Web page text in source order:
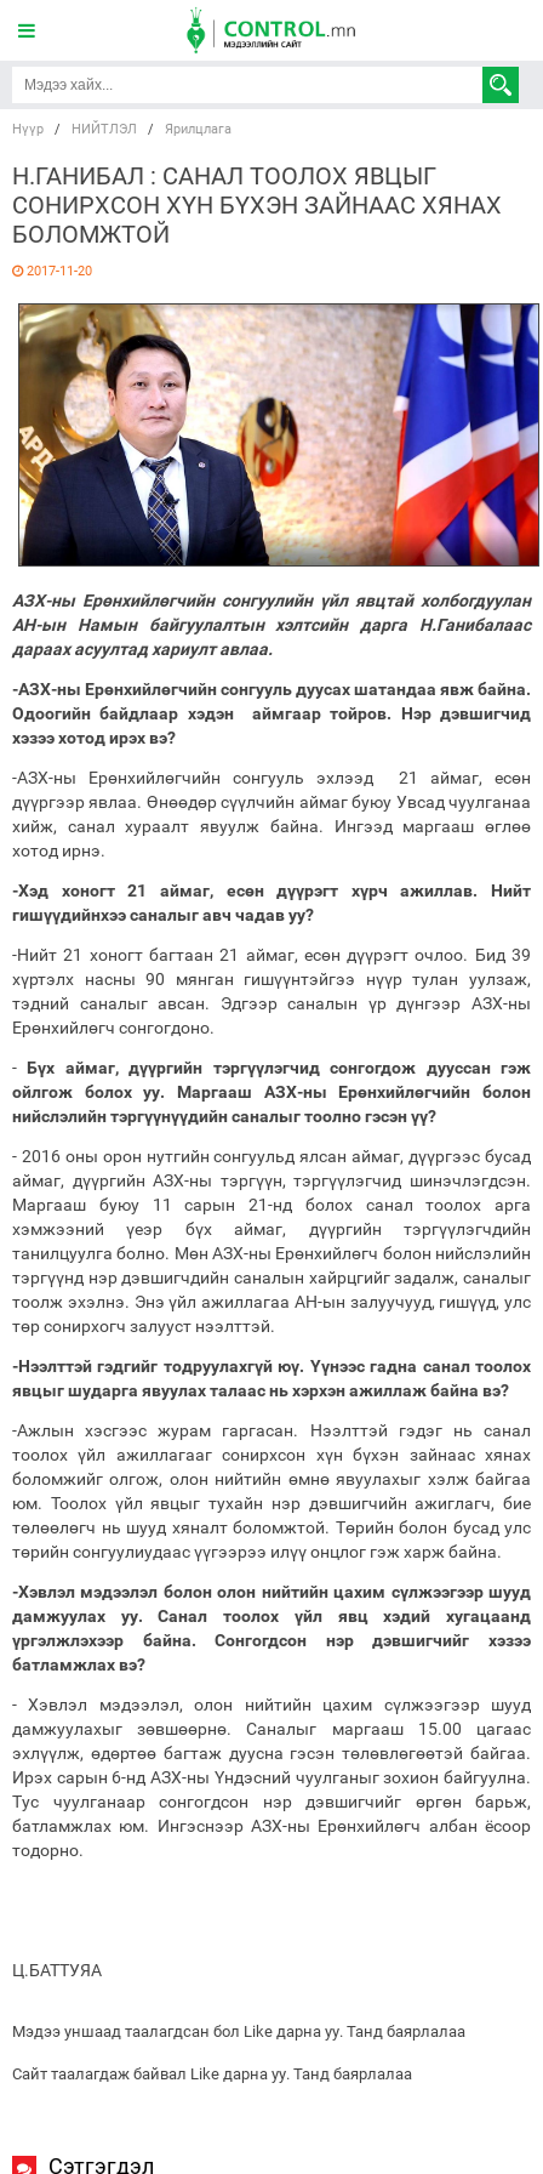
Нүүр / НИЙТЛЭЛ / Ярилцлага
Н.ГАНИБАЛ : САНАЛ ТООЛОХ ЯВЦЫГ
СОНИРХСОН ХҮН БҮХЭН ЗАЙНААС ХЯНАХ
БОЛОМЖТОЙ
2017-11-20
АЗХ-ны Ерөнхийлөгчийн сонгуулийн үйл явцтай холбогдуулан
АН-ын Намын байгуулалтын хэлтсийн дарга Н.Ганибалаас
дараах асуултад хариулт авлаа.
-АЗХ-ны Ерөнхийлөгчийн сонгууль дуусах шатандаа явж байна.
Одоогийн байдлаар хэдэн аймгаар тойров. Нэр дэвшигчид
хэзээ хотод ирэх вэ?
-АЗХ-ны Ерөнхийлөгчийн сонгууль эхлээд 21 аймаг, есөн
дүүргээр явлаа. Өнөөдөр сүүлчийн аймаг буюу Увсад чуулганаа
хийж, санал хураалт явуулж байна. Ингээд маргааш өглөө
хотод ирнэ.
-Хэд хоногт 21 аймаг, есөн дүүрэгт хүрч ажиллав. Нийт
гишүүдийнхээ саналыг авч чадав уу?
-Нийт 21 хоногт багтаан 21 аймаг, есөн дүүрэгт очлоо. Бид 39
хүртэлх насны 90 мянган гишүүнтэйгээ нүүр тулан уулзаж,
тэдний саналыг авсан. Эдгээр саналын үр дүнгээр АЗХ-ны
Ерөнхийлөгч сонгогдоно.
-Бүх аймаг, дүүргийн тэргүүлэгчид сонгогдож дууссан гэж
ойлгож болох уу. Маргааш АЗХ-ны Ерөнхийлөгчийн болон
нийслэлийн тэргүүнүүдийн саналыг тоолно гэсэн үү?
- 2016 оны орон нутгийн сонгуульд ялсан аймаг, дүүргээс бусад
аймаг, дүүргийн АЗХ-ны тэргүүн, тэргүүлэгчид шинэчлэгдсэн.
Маргааш буюу 11 сарын 21-нд болох санал тоолох арга
хэмжээний үеэр бүх аймаг, дүүргийн тэргүүлэгчдийн
танилцуулга болно. Мөн АЗХ-ны Ерөнхийлөгч болон нийслэлийн
тэргүүнд нэр дэвшигчдийн саналын хайрцгийг задалж, саналыг
тоолж эхэлнэ. Энэ үйл ажиллагаа АН-ын залуучууд, гишүүд, улс
төр сонирхогч залууст нээлттэй.
-Нээлттэй гэдгийг тодруулахгүй юү. Үүнээс гадна санал тоолох
явцыг шударга явуулах талаас нь хэрхэн ажиллаж байна вэ?
-Ажлын хэсгээс журам гаргасан. Нээлттэй гэдэг нь санал
тоолох үйл ажиллагааг сонирхсон хүн бүхэн зайнаас хянах
боломжийг олгож, олон нийтийн өмнө явуулахыг хэлж байгаа
юм. Тоолох үйл явцыг тухайн нэр дэвшигчийн ажиглагч, бие
төлөөлөгч нь шууд хяналт боломжтой. Төрийн болон бусад улс
төрийн сонгуулиудаас үүгээрээ илүү онцлог гэж харж байна.
-Хэвлэл мэдээлэл болон олон нийтийн цахим сүлжээгээр шууд
дамжуулах уу. Санал тоолох үйл явц хэдий хугацаанд
үргэлжлэхээр байна. Сонгогдсон нэр дэвшигчийг хэзээ
батламжлах вэ?
- Хэвлэл мэдээлэл, олон нийтийн цахим сүлжээгээр шууд
дамжуулахыг зөвшөөрнө. Саналыг маргааш 15.00 цагаас
эхлүүлж, өдөртөө багтаж дуусна гэсэн төлөвлөгөөтэй байгаа.
Ирэх сарын 6-нд АЗХ-ны Үндэсний чуулганыг зохион байгуулна.
Тус чуулганаар сонгогдсон нэр дэвшигчийг өргөн барьж,
батламжлах юм. Ингэснээр АЗХ-ны Ерөнхийлөгч албан ёсоор
тодорно.
Ц.БАТТУЯА
Мэдээ уншаад таалагдсан бол Like дарна уу. Танд баярлалаа
Сайт таалагдаж байвал Like дарна уу. Танд баярлалаа
Сэтгэгдэл